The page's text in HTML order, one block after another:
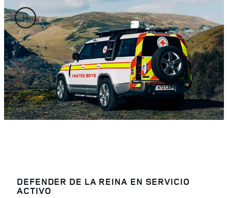
DEFENDER DE LA REINA EN SERVICIO
ACTIVO